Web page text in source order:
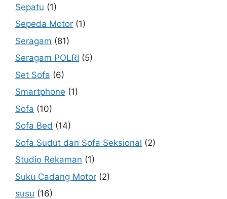
Sepatu (1)
Sepeda Motor (1)
Seragam (81)
Seragam POLRI (5)
Set Sofa (6)
Smartphone (1)
Sofa (10)
Sofa Bed (14)
Sofa Sudut dan Sofa Seksional (2)
Studio Rekaman (1)
Suku Cadang Motor (2)
susu (16)